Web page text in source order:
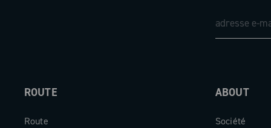
ROUTE
Route
ABOUT
Société